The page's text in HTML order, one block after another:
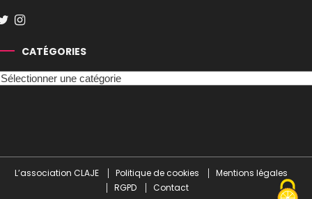
CATÉGORIES
L’association CLAJE Politique de cookies
Mentions légales
RGPD
Contact